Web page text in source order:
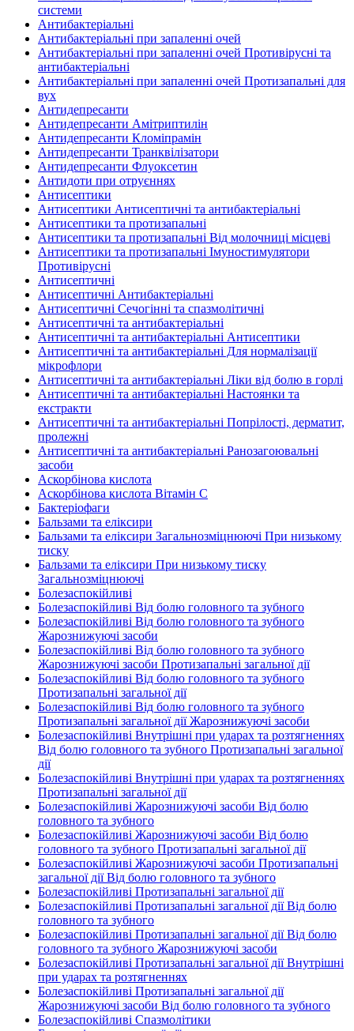
системи
Антибактеріальні
Антибактеріальні при запаленні очей
Антибактеріальні при запаленні очей Противірусні та
антибактеріальні
Антибактеріальні при запаленні очей Протизапальні для
вух
Антидепресанти
Антидепресанти Амітриптилін
Антидепресанти Кломіпрамін
Антидепресанти Транквілізатори
Антидепресанти Флуоксетин
Антидоти при отруєннях
Антисептики
Антисептики Антисептичні та антибактеріальні
Антисептики та протизапальні
Антисептики та протизапальні Від молочниці місцеві
Антисептики та протизапальні Імуностимулятори
Противірусні
Антисептичні
Антисептичні Антибактеріальні
Антисептичні Сечогінні та спазмолітичні
Антисептичні та антибактеріальні
Антисептичні та антибактеріальні Антисептики
Антисептичні та антибактеріальні Для нормалізації
мікрофлори
Антисептичні та антибактеріальні Ліки від болю в горлі
Антисептичні та антибактеріальні Настоянки та
екстракти
Антисептичні та антибактеріальні Попрілості, дерматит,
пролежні
Антисептичні та антибактеріальні Ранозагоювальні
засоби
Аскорбінова кислота
Аскорбінова кислота Вітамін C
Бактеріофаги
Бальзами та еліксири
Бальзами та еліксири Загальнозміцнюючі При низькому
тиску
Бальзами та еліксири При низькому тиску
Загальнозміцнюючі
Болезаспокійливі
Болезаспокійливі Від болю головного та зубного
Болезаспокійливі Від болю головного та зубного
Жарознижуючі засоби
Болезаспокійливі Від болю головного та зубного
Жарознижуючі засоби Протизапальні загальної дії
Болезаспокійливі Від болю головного та зубного
Протизапальні загальної дії
Болезаспокійливі Від болю головного та зубного
Протизапальні загальної дії Жарознижуючі засоби
Болезаспокійливі Внутрішні при ударах та розтягненнях
Від болю головного та зубного Протизапальні загальної
дії
Болезаспокійливі Внутрішні при ударах та розтягненнях
Протизапальні загальної дії
Болезаспокійливі Жарознижуючі засоби Від болю
головного та зубного
Болезаспокійливі Жарознижуючі засоби Від болю
головного та зубного Протизапальні загальної дії
Болезаспокійливі Жарознижуючі засоби Протизапальні
загальної дії Від болю головного та зубного
Болезаспокійливі Протизапальні загальної дії
Болезаспокійливі Протизапальні загальної дії Від болю
головного та зубного
Болезаспокійливі Протизапальні загальної дії Від болю
головного та зубного Жарознижуючі засоби
Болезаспокійливі Протизапальні загальної дії Внутрішні
при ударах та розтягненнях
Болезаспокійливі Протизапальні загальної дії
Жарознижуючі засоби Від болю головного та зубного
Болезаспокійливі Спазмолітики